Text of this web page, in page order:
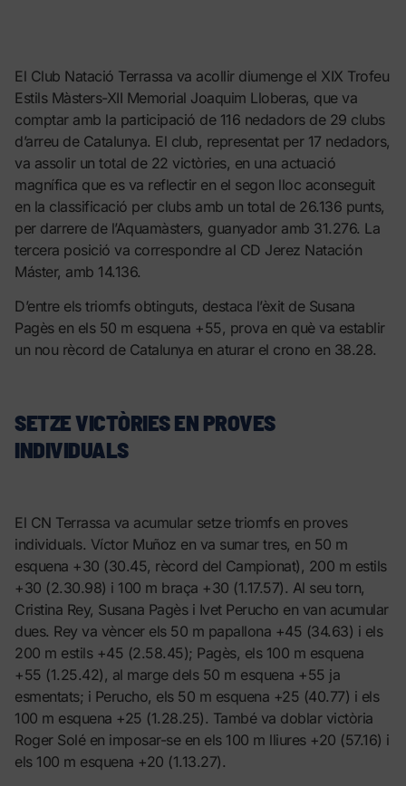
El Club Natació Terrassa va acollir diumenge el XIX Trofeu
Estils Màsters-XII Memorial Joaquim Lloberas, que va
comptar amb la participació de 116 nedadors de 29 clubs
d’arreu de Catalunya. El club, representat per 17 nedadors,
va assolir un total de 22 victòries, en una actuació
magnífica que es va reflectir en el segon lloc aconseguit
en la classificació per clubs amb un total de 26.136 punts,
per darrere de l’Aquamàsters, guanyador amb 31.276. La
tercera posició va correspondre al CD Jerez Natación
Máster, amb 14.136.
D’entre els triomfs obtinguts, destaca l’èxit de Susana
Pagès en els 50 m esquena +55, prova en què va establir
un nou rècord de Catalunya en aturar el crono en 38.28.
SETZE VICTÒRIES EN PROVES
INDIVIDUALS
El CN Terrassa va acumular setze triomfs en proves
individuals. Víctor Muñoz en va sumar tres, en 50 m
esquena +30 (30.45, rècord del Campionat), 200 m estils
+30 (2.30.98) i 100 m braça +30 (1.17.57). Al seu torn,
Cristina Rey, Susana Pagès i Ivet Perucho en van acumular
dues. Rey va vèncer els 50 m papallona +45 (34.63) i els
200 m estils +45 (2.58.45); Pagès, els 100 m esquena
+55 (1.25.42), al marge dels 50 m esquena +55 ja
esmentats; i Perucho, els 50 m esquena +25 (40.77) i els
100 m esquena +25 (1.28.25). També va doblar victòria
Roger Solé en imposar-se en els 100 m lliures +20 (57.16) i
els 100 m esquena +20 (1.13.27).